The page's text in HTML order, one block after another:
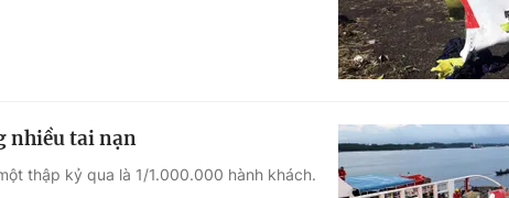
nhiều tai nạn
thập kỷ qua là 1/1.000.000 hành khách.